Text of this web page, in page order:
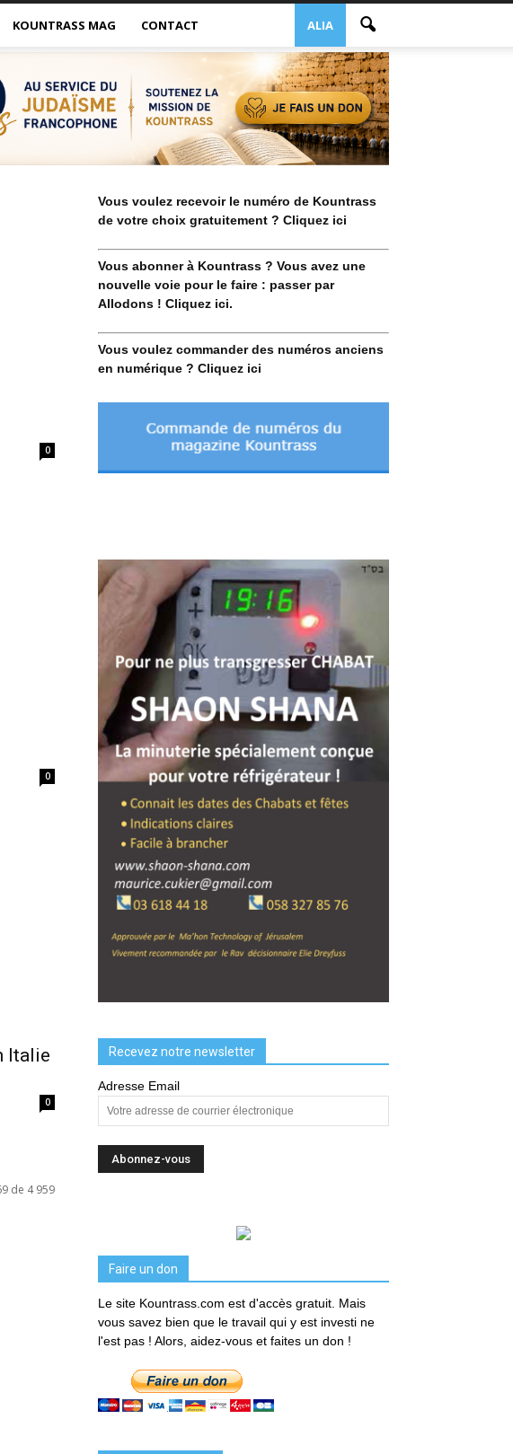
ALIA
KOUNTRASS MAG CONTACT
0
0
Italie
0
de 4 959
Vous voulez recevoir le numéro de Kountrass
de votre choix gratuitement ? Cliquez ici
Vous abonner à Kountrass ? Vous avez une
nouvelle voie pour le faire : passer par
Allodons ! Cliquez ici.
Vous voulez commander des numéros anciens
en numérique ? Cliquez ici
Recevez notre newsletter
Adresse Email
Faire un don
Le site Kountrass.com est d'accès gratuit. Mais
vous savez bien que le travail qui y est investi ne
l'est pas ! Alors, aidez-vous et faites un don !